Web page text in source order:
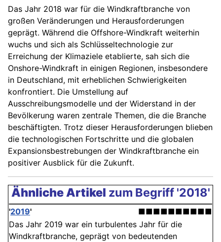
Das Jahr 2018 war für die Windkraftbranche von
großen Veränderungen und Herausforderungen
geprägt. Während die Offshore-Windkraft weiterhin
wuchs und sich als Schlüsseltechnologie zur
Erreichung der Klimaziele etablierte, sah sich die
Onshore-Windkraft in einigen Regionen, insbesondere
in Deutschland, mit erheblichen Schwierigkeiten
konfrontiert. Die Umstellung auf
Ausschreibungsmodelle und der Widerstand in der
Bevölkerung waren zentrale Themen, die die Branche
beschäftigten. Trotz dieser Herausforderungen blieben
die technologischen Fortschritte und die globalen
Expansionsbestrebungen der Windkraftbranche ein
positiver Ausblick für die Zukunft.
Ähnliche Artikel zum Begriff '2018'
'2019'
■■■■■■■■■■
Das Jahr 2019 war ein turbulentes Jahr für die
Windkraftbranche, geprägt von bedeutenden